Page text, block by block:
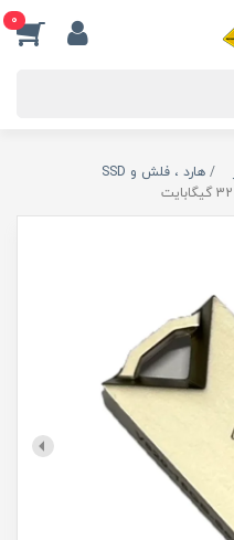
0
هارد ، فلش و SSD